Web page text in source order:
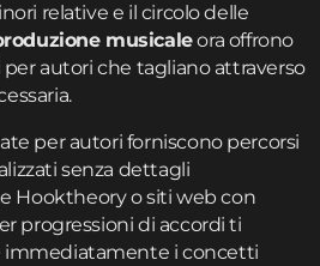
relative e il circolo delle
musicaleora offrono
autori che tagliano attraverso
per autori forniscono percorsi
senza dettagli
Hooktheory o siti web con
progressioni di accordi ti
i concetti